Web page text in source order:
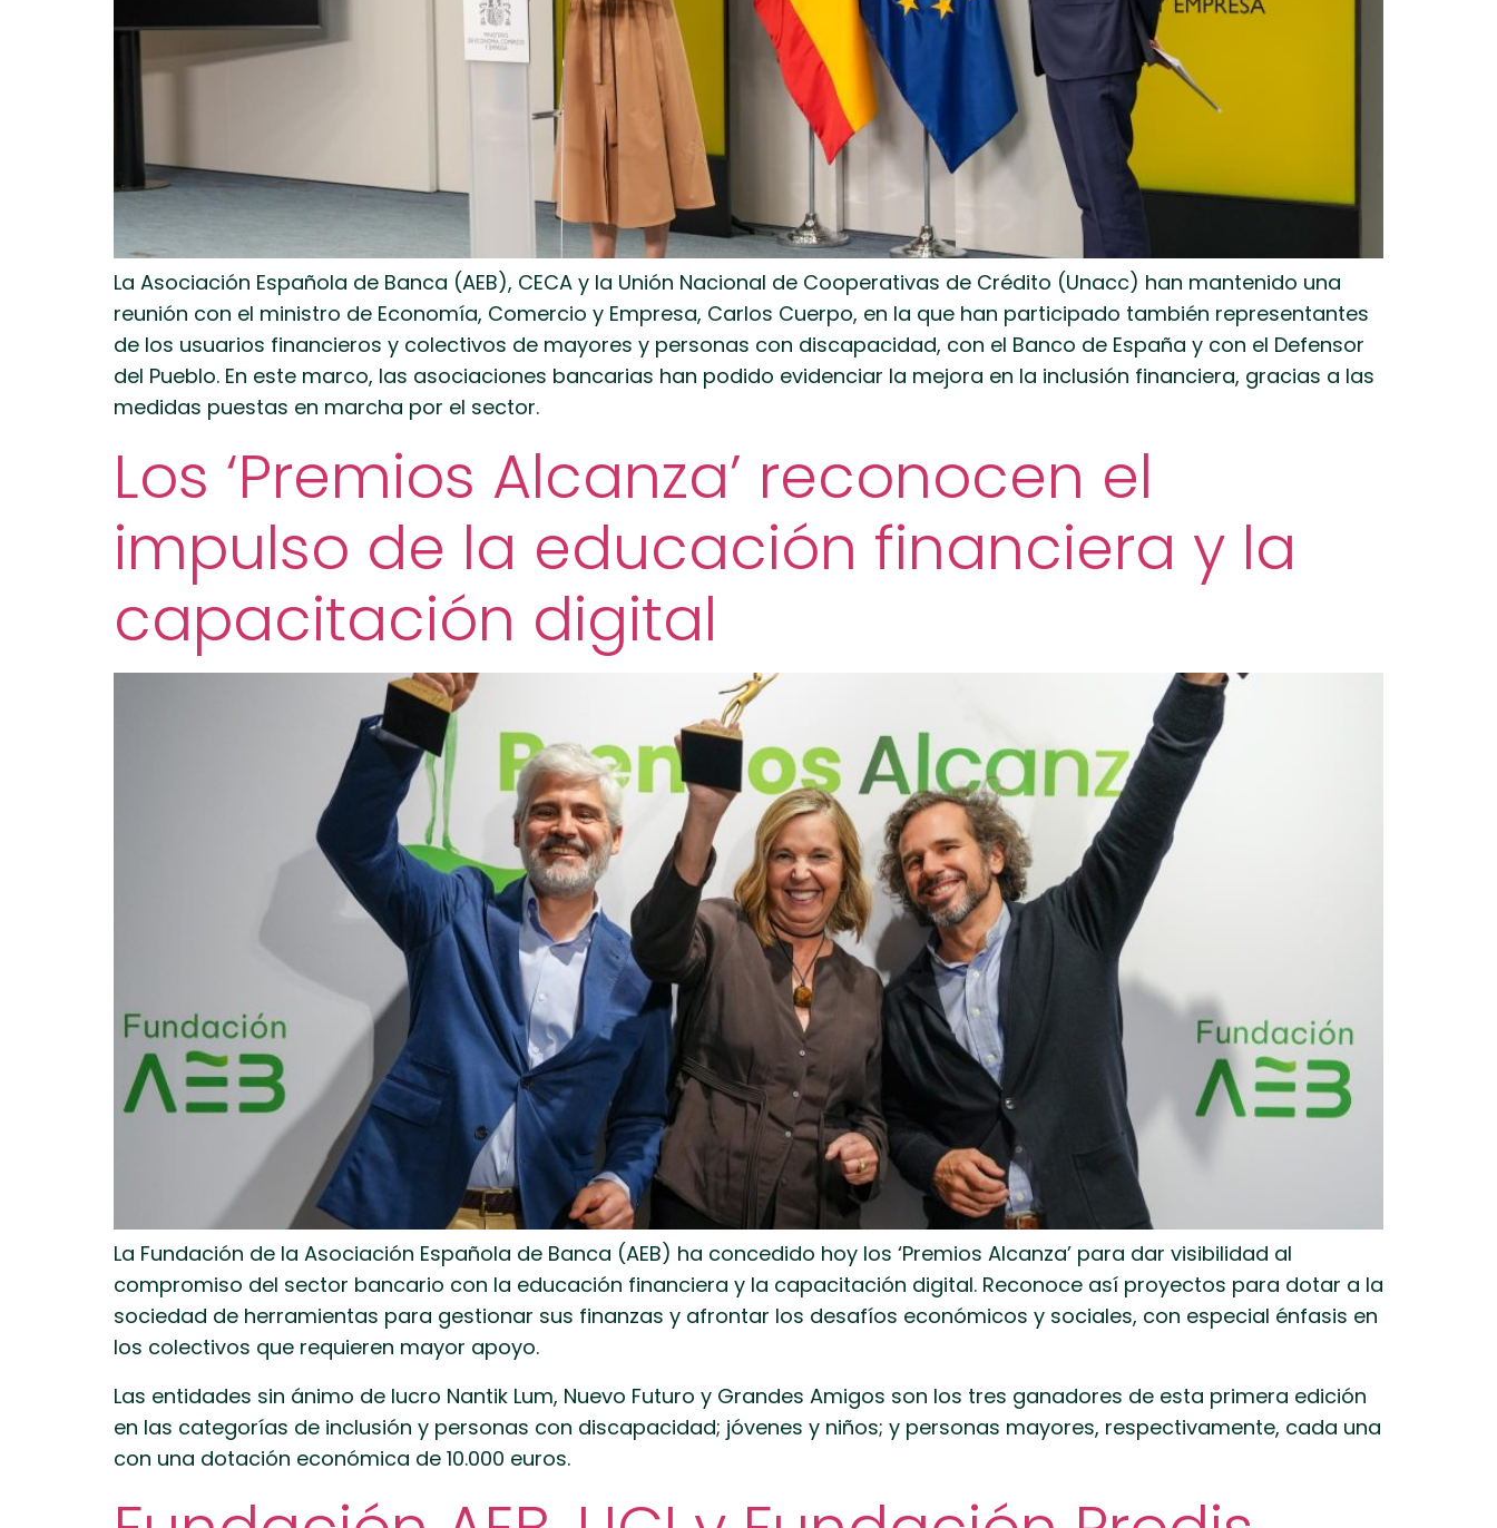
La Asociación Española de Banca (AEB), CECA y la Unión Nacional de Cooperativas de Crédito (Unacc) han mantenido una
reunión con el ministro de Economía, Comercio y Empresa, Carlos Cuerpo, en la que han participado también representantes
de los usuarios financieros y colectivos de mayores y personas con discapacidad, con el Banco de España y con el Defensor
del Pueblo. En este marco, las asociaciones bancarias han podido evidenciar la mejora en la inclusión financiera, gracias a las
medidas puestas en marcha por el sector.
Los ‘Premios Alcanza’ reconocen el
impulso de la educación financiera y la
capacitación digital
La Fundación de la Asociación Española de Banca (AEB) ha concedido hoy los ‘Premios Alcanza’ para dar visibilidad al
compromiso del sector bancario con la educación financiera y la capacitación digital. Reconoce así proyectos para dotar a la
sociedad de herramientas para gestionar sus finanzas y afrontar los desafíos económicos y sociales, con especial énfasis en
los colectivos que requieren mayor apoyo.
Las entidades sin ánimo de lucro Nantik Lum, Nuevo Futuro y Grandes Amigos son los tres ganadores de esta primera edición
en las categorías de inclusión y personas con discapacidad; jóvenes y niños; y personas mayores, respectivamente, cada una
con una dotación económica de 10.000 euros.